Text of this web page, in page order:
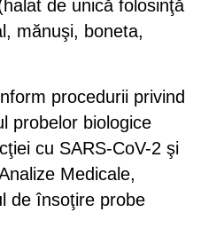
de unică folosinţă
mănuşi, boneta,
procedurii privind
probelor biologice
cu SARS-CoV-2 şi
Medicale,
de însoţire probe